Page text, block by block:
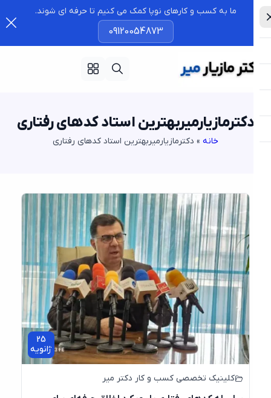
ما به کسب و کارهای نوپا کمک می کنیم تا حرفه ای شوند.
09120054873
استاد کدهای رفتاری
»دکترمازیارمیربهترین استاد کدهای رفتاری
25
ژانویه
کلینیک تخصصی کسب و کار دکتر میر